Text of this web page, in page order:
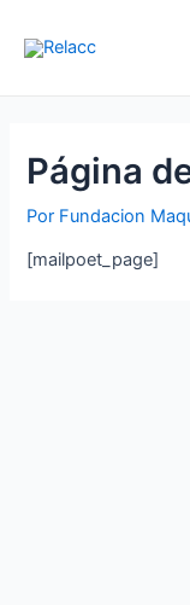
Página
Por Fundacion
[mailpoet_page]